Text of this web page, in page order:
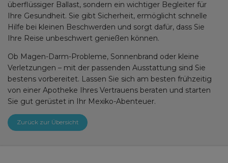
Zurück zur Übersicht
überflüssiger Ballast, sondern ein wichtiger Begleiter für
Ihre Gesundheit. Sie gibt Sicherheit, ermöglicht schnelle
Hilfe bei kleinen Beschwerden und sorgt dafür, dass Sie
Ihre Reise unbeschwert genießen können.
Ob Magen-Darm-Probleme, Sonnenbrand oder kleine
Verletzungen – mit der passenden Ausstattung sind Sie
bestens vorbereitet. Lassen Sie sich am besten frühzeitig
von einer Apotheke Ihres Vertrauens beraten und starten
Sie gut gerüstet in Ihr Mexiko-Abenteuer.